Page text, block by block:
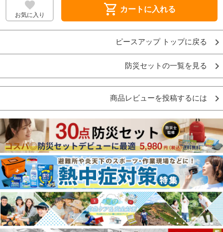
お気に入り shopping_cart カートに入れる
ピースアップ トップに戻る
防災セットの一覧を見る
商品レビューを投稿するには